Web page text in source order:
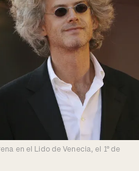
en el Lido de Venecia, el 1º de